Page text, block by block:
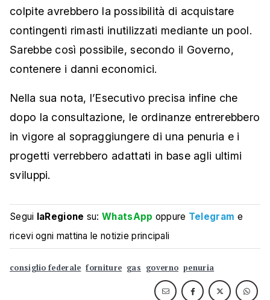
colpite avrebbero la possibilità di acquistare
contingenti rimasti inutilizzati mediante un pool.
Sarebbe così possibile, secondo il Governo,
contenere i danni economici.
Nella sua nota, l’Esecutivo precisa infine che
dopo la consultazione, le ordinanze entrerebbero
in vigore al sopraggiungere di una penuria e i
progetti verrebbero adattati in base agli ultimi
sviluppi.
Segui laRegione su:WhatsApp oppure Telegram e
ricevi ogni mattina le notizie principali
consiglio federale forniture gas governo penuria